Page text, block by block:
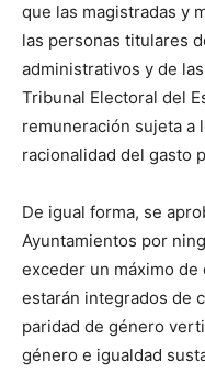
que las magistradas y
las personas titulares
administrativos y de
Tribunal Electoral del
remuneración sujeta a
racionalidad del gasto
De igual forma, se
Ayuntamientos por
exceder un máximo de
estarán integrados de
paridad de género
género e igualdad